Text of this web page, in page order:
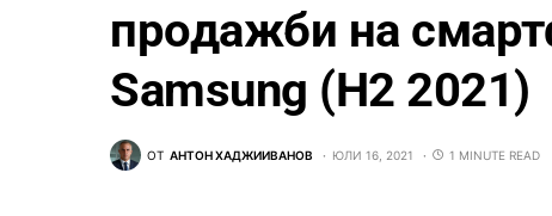
продажби на
Samsung (H2 2021)
ОТ АНТОН ХАДЖИИВАНОВ ЮЛИ 16, 2021 1 MINUTE READ